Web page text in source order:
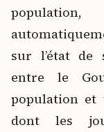
sur l’état de
entre le
population et
dont les